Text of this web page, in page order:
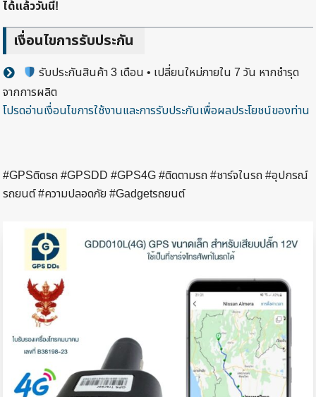
ได้แล้ววันนี้!
เงื่อนไขการรับประกัน
รับประกันสินค้า 3 เดือน • เปลี่ยนใหม่ภายใน 7 วัน หากชำรุด
จากการผลิต
โปรดอ่านเงื่อนไขการใช้งานและการรับประกันเพื่อผลประโยชน์ของท่าน
#GPSติดรถ #GPSDD #GPS4G #ติดตามรถ #ชาร์จในรถ #อุปกรณ์
รถยนต์ #ความปลอดภัย #Gadgetรถยนต์